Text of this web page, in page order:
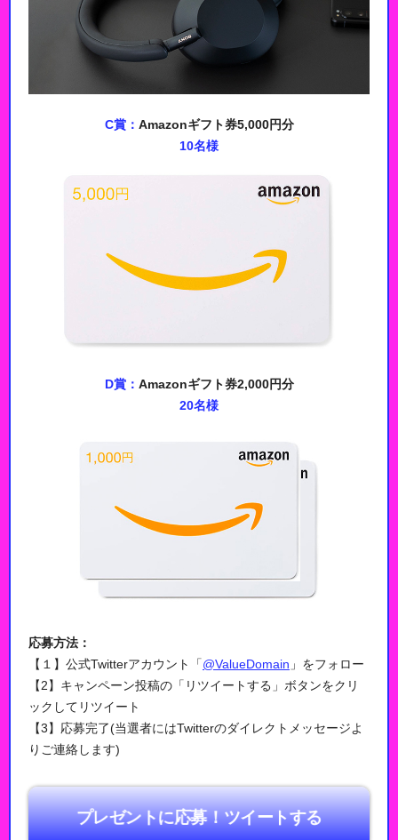
C賞： Amazonギフト券5,000円分
10名様
D賞： Amazonギフト券2,000円分
20名様
応募方法：
【１】公式Twitterアカウント「@ValueDomain 」をフォロー
【2】 キャンペーン投稿の「リツイートする」ボタンをクリ
ックしてリツイート
【3】応募完了(当選者にはTwitterのダイレクトメッセージよ
りご連絡します)
プレゼントに応募！ツイートする